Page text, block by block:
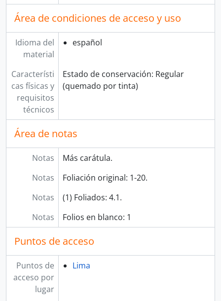
Área de condiciones de acceso y uso
Idioma del
material
español
Característi
cas físicas y
requisitos
técnicos
Estado de conservación: Regular
(quemado por tinta)
Área de notas
Notas
Más carátula.
Notas
Foliación original: 1-20.
Notas
(1) Foliados: 4.1.
Notas
Folios en blanco: 1
Puntos de acceso
Puntos de
acceso por
lugar
Lima